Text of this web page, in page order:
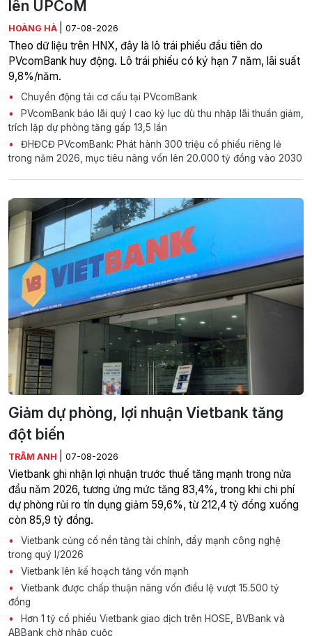
lên UPCoM
HOÀNG HÀ 07-08-2026
Theo dữ liệu trên HNX, đây là lô trái phiếu đầu tiên do
PVcomBank huy động. Lô trái phiếu có ký hạn 7 năm, lãi suất
9,8%/năm.
Chuyển động tái cơ cấu tại PVcomBank
PVcomBank báo lãi quý I cao kỷ lục dù thu nhập lãi thuần giảm,
trích lập dự phòng tăng gấp 13,5 lần
ĐHĐCĐ PVcomBank: Phát hành 300 triệu cổ phiếu riêng lẻ
trong năm 2026, mục tiêu nâng vốn lên 20.000 tỷ đồng vào 2030
Giảm dự phòng, lợi nhuận Vietbank tăng
đột biến
TRÂM ANH 07-08-2026
Vietbank ghi nhận lợi nhuận trước thuế tăng mạnh trong nửa
đầu năm 2026, tương ứng mức tăng 83,4%, trong khi chi phí
dự phòng rủi ro tín dụng giảm 59,6%, từ 212,4 tỷ đồng xuống
còn 85,9 tỷ đồng.
Vietbank củng cố nền tảng tài chính, đẩy mạnh công nghệ
trong quý I/2026
Vietbank lên kế hoạch tăng vốn mạnh
Vietbank được chấp thuận nâng vốn điều lệ vượt 15.500 tỷ
đồng
Hơn 1 tỷ cổ phiếu Vietbank giao dịch trên HOSE, BVBank và
ABBank chờ nhập cuộc